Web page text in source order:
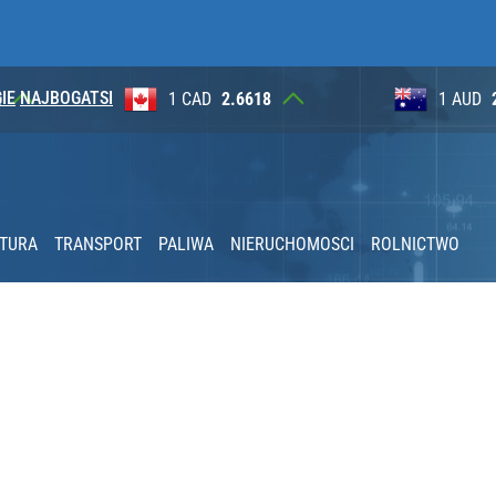
NAJBOGATSI
1 CAD 2.6618 2.6265
TRANSPORT PALIWA NIERUCHOMOSCI ROLNICTWO